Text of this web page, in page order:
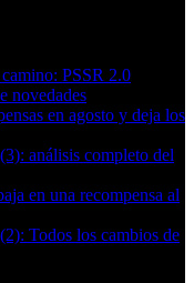
PSSR 2.0
novedades
en agosto y deja los
análisis completo del
en una recompensa al
Todos los cambios de